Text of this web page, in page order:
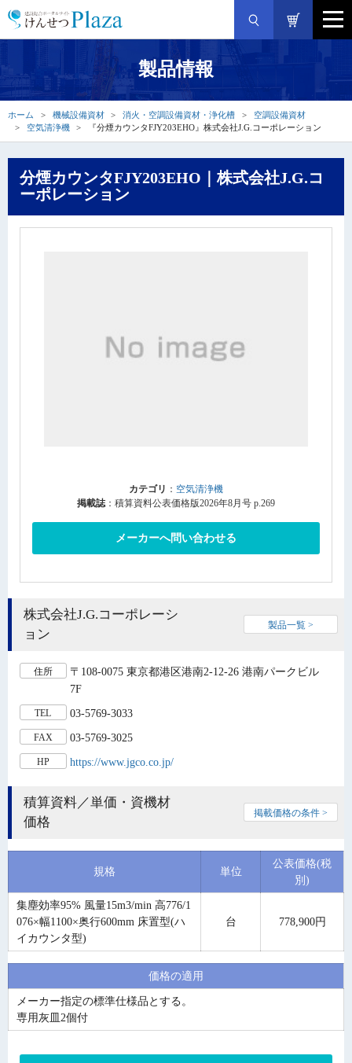
製品情報
ホーム 機械設備資材 消火・空調設備資材・浄化槽
空調設備資材
空気清浄機
『分煙カウンタFJY203EHO』株式会社J.G.コーポレーション
分煙カウンタFJY203EHO｜株式会社J.G.コ
ーポレーション
カテゴリ ： 空気清浄機
掲載誌 ：積算資料公表価格版2026年8月号 p.269
メーカーへ問い合わせる
株式会社J.G.コーポレーシ
ョン
製品一覧 >
住所
〒108-0075 東京都港区港南2-12-26 港南パークビル
7F
TEL 03-5769-3033
FAX 03-5769-3025
HP https://www.jgco.co.jp/
積算資料／単価・資機材
価格
掲載価格の条件 >
規格 単位
公表価格(税
別)
集塵効率95% 風量15m3/min 高776/1
076×幅1100×奥行600mm 床置型(ハ
イカウンタ型)
台 778,900円
価格の適用
メーカー指定の標準仕様品とする。
専用灰皿2個付